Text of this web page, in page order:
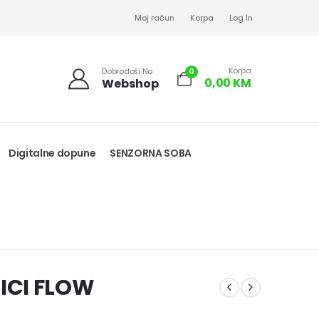
Moj račun Korpa Log In
Dobrodoši Na
Webshop
0 Korpa
0,00 KM
Digitalne dopune SENZORNA SOBA
FLOW